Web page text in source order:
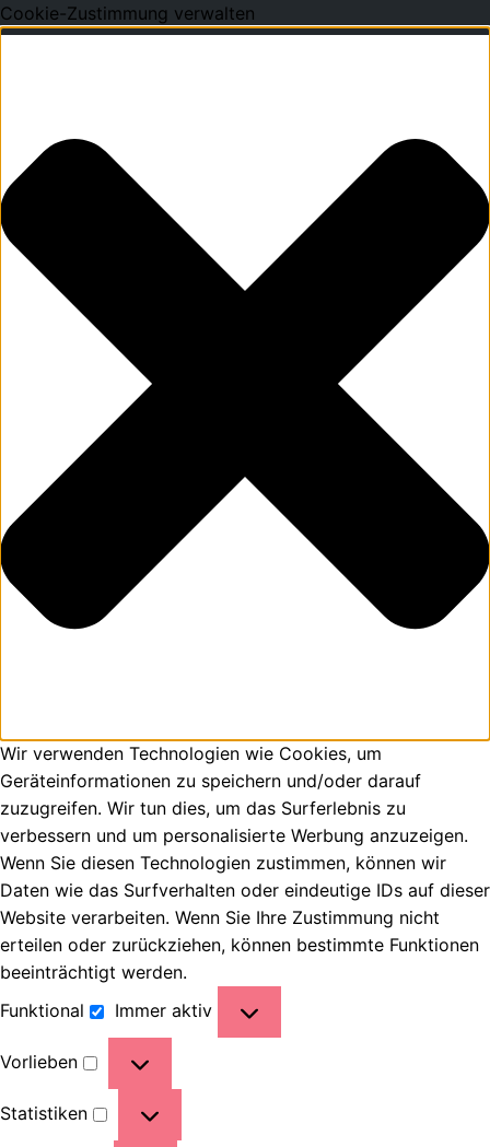
Cookie-Zustimmung verwalten
Wir verwenden Technologien wie Cookies, um
Geräteinformationen zu speichern und/oder darauf
zuzugreifen. Wir tun dies, um das Surferlebnis zu
verbessern und um personalisierte Werbung anzuzeigen.
Wenn Sie diesen Technologien zustimmen, können wir
Daten wie das Surfverhalten oder eindeutige IDs auf dieser
Website verarbeiten. Wenn Sie Ihre Zustimmung nicht
erteilen oder zurückziehen, können bestimmte Funktionen
beeinträchtigt werden.
Funktional
Immer aktiv
Vorlieben
Statistiken